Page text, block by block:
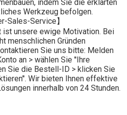
indem Sie die erklärten
Werkzeug befolgen.
Sales-Service】
ist unsere ewige Motivation. Bei
menschlichen Gründen
Sie uns bitte: Melden
an > wählen Sie ''Ihre
Sie die Bestell-ID > klicken Sie
Wir bieten Ihnen effektive
innerhalb von 24 Stunden.